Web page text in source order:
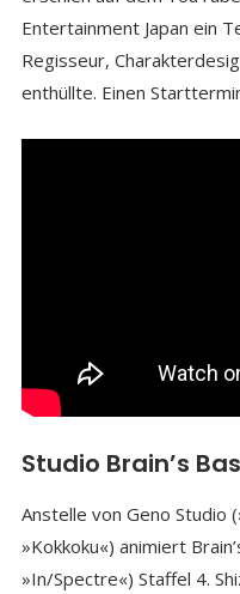
Entertainment Japan ein
Regisseur,
enthüllte. Einen
Studio Brain’s
Anstelle von Geno Studio
»Kokkoku«) animiert
»In/Spectre«) Staffel 4.